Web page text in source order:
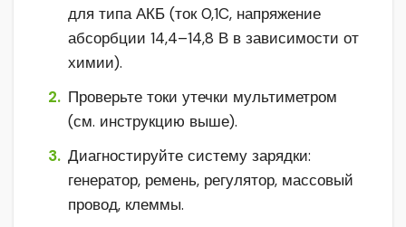
для типа АКБ (ток 0,1C, напряжение
абсорбции 14,4–14,8 В в зависимости от
химии).
Проверьте токи утечки мультиметром
(см. инструкцию выше).
Диагностируйте систему зарядки:
генератор, ремень, регулятор, массовый
провод, клеммы.